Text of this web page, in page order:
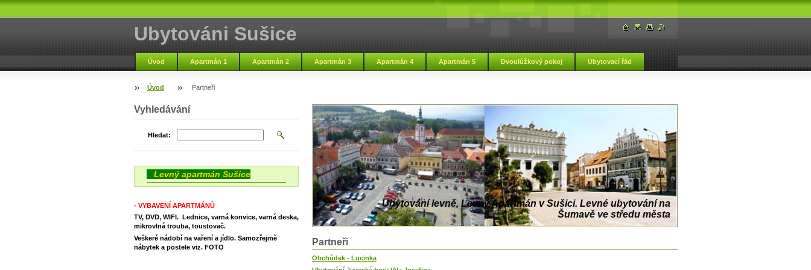
Ubytováni Sušice
Úvod Apartmán 1 Apartmán 2 Apartmán 3 Apartmán 4 Apartmán 5 Dvoulůžkový pokoj Ubytovací řád
Rezervace O nás
Úvod Partneři
Ubytování levně, Levný Apartmán v Sušici. Levné ubytování na
Šumavě ve středu města
Partneři
Obchůdek - Lucinka
Vyhledávání
Hledat:
Levný apartmán Sušice
- VYBAVENÍ APARTMÁNŮ
TV, DVD, WIFI. Lednice, varná konvice, varná deska,
mikrovlná trouba, toustovač.
Veškeré nádobí na vaření a jídlo. Samozřejmě
nábytek a postele viz. FOTO